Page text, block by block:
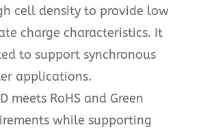
cell density to provide low
charge characteristics. It
to support synchronous
applications.
meets RoHS and Green
while supporting